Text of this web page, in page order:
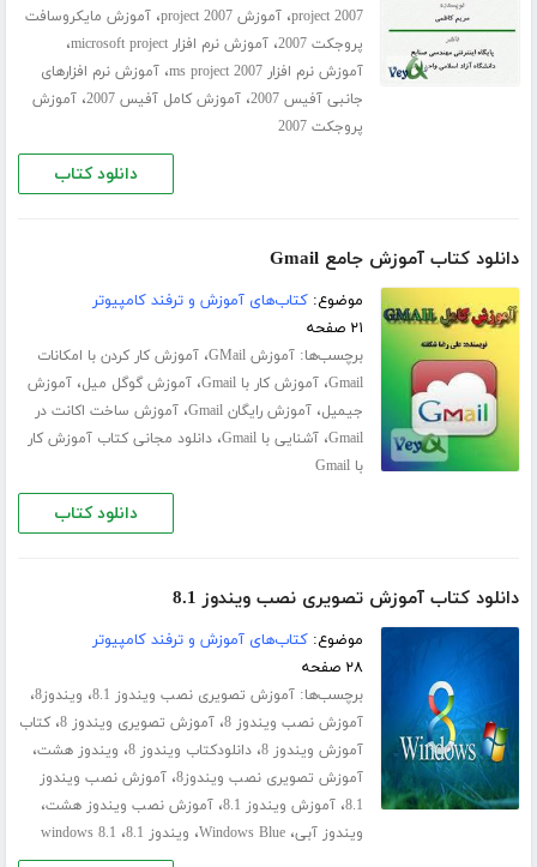
project 2007،آموزش project 2007 ،آموزش مایکروسافت
پروجکت 2007
،آموزش نرم افزار microsoft project ،
آموزش نرم افزار ms project 2007 ،آموزش نرم افزارهای
جانبی آفیس 2007
،آموزش کامل آفیس 2007 ،آموزش
پروجکت 2007
دانلود کتاب
دانلود کتاب آموزش جامع Gmail
موضوع:کتاب‌های آموزش و ترفند کامپیوتر
۲۱ صفحه
برچسب‌ها:آموزش GMail ،آموزش کار کردن با امکانات
Gmail،آموزش کار با Gmail ،آموزش گوگل میل،آموزش
جیمیل،آموزش رایگان Gmail ،آموزش ساخت اکانت در
Gmail،آشنایی با Gmail ،دانلود مجانی کتاب آموزش کار
با Gmail
دانلود کتاب
دانلود کتاب آموزش تصویری نصب ویندوز 8.1
موضوع:کتاب‌های آموزش و ترفند کامپیوتر
۲۸ صفحه
برچسب‌ها:آموزش تصویری نصب ویندوز 8.1 ، ویندوز8 ،
آموزش نصب ویندوز 8 ،آموزش تصویری ویندوز 8 ،کتاب
آموزش ویندوز 8 ،دانلودکتاب ویندوز 8 ، ویندوز هشت،
آموزش تصویری نصب ویندوز8 ،آموزش نصب ویندوز
8.1،آموزش ویندوز 8.1 ،آموزش نصب ویندوز هشت،
ویندوز آبی،Windows Blue، ویندوز 8.1 ، windows 8.1